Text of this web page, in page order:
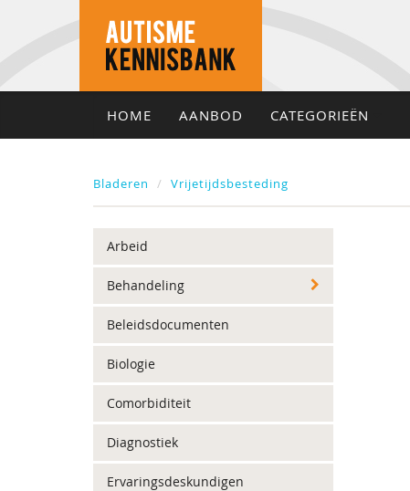
HOME AANBOD CATEGORIEËN
Bladeren Vrijetijdsbesteding
Arbeid
Behandeling
Beleidsdocumenten
Biologie
Comorbiditeit
Diagnostiek
Ervaringsdeskundigen